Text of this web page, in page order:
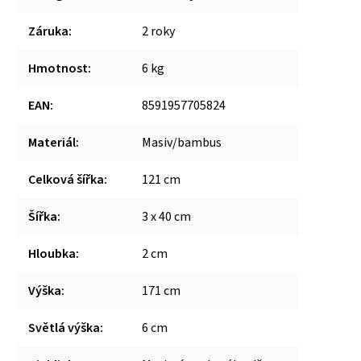
Záruka: 2 roky
Hmotnost: 6 kg
EAN: 8591957705824
Materiál: Masiv/bambus
Celková šířka: 121 cm
Šířka: 3 x 40 cm
Hloubka: 2 cm
Výška: 171 cm
Světlá výška: 6 cm